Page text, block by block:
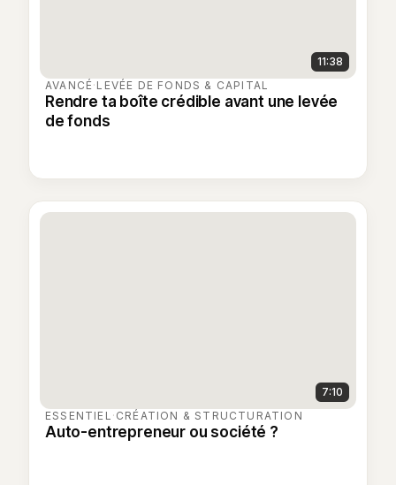
11:38
AVANCÉ· LEVÉE DE FONDS & CAPITAL
Rendre ta boîte crédible avant une levée
de fonds
7:10
ESSENTIEL · CRÉATION & STRUCTURATION
Auto-entrepreneur ou société ?